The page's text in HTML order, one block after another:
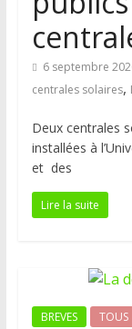
6 septembre
centrales solaires,
Deux centrales
installées à
et des
Lire la suite
BREVES TOUS